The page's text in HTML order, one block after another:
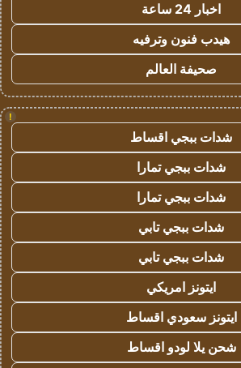
اخبار 24 ساعة
هيدب فنون وترفيه
صحيفة العالم
!
شدات ببجي اقساط
شدات ببجي تمارا
شدات ببجي تمارا
شدات ببجي تابي
شدات ببجي تابي
ايتونز امريكي
ايتونز سعودي اقساط
شحن يلا لودو اقساط